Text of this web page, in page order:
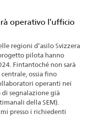
operativo l’ufficio
regioni d’asilo Svizzera
pilota hanno
Fintantoché non sarà
ossia fino
operanti nei
di segnalazione già
della SEM).
presso i richiedenti